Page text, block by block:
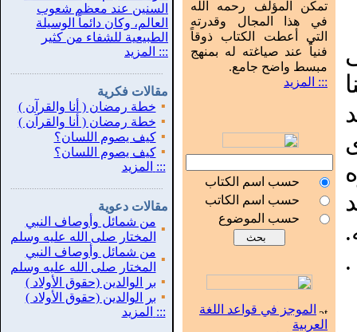
السنين عند معظم شعوب
العالم، وكان دائماً الوسيلة
الطبيعية للشفاء من كثير
::: المزيد
مقالات فكرية
▪ خطة رمضان ( أنا والقرآن )
▪ خطة رمضان ( أنا والقرآن )
▪ كيف يصوم اللسان؟
▪ كيف يصوم اللسان؟
::: المزيد
مقالات دعوية
▪
من شمائل وأوصاف النبي
المختار صلى الله عليه وسلم
▪
من شمائل وأوصاف النبي
المختار صلى الله عليه وسلم
▪ بر الوالدين (حقوق الأولاد )
▪ بر الوالدين (حقوق الأولاد )
::: المزيد
تمكن المؤلف رحمه الله
في هذا المجال وقدرته
التي أعطت الكتاب ذوقاً
فنياً عند صياغته له بمنهج
مبسط واضح جامع.
::: المزيد
حسب اسم الكتاب
حسب اسم الكاتب
حسب الموضوع
الموجز في قواعد اللغة
العربية